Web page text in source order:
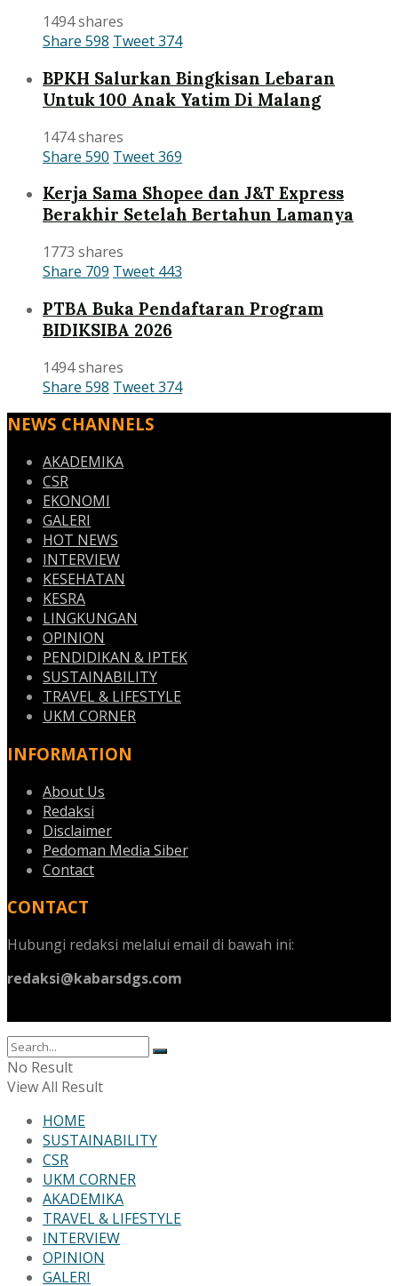
1494 shares
Share 598 Tweet374
BPKH Salurkan Bingkisan Lebaran
Untuk 100 Anak Yatim Di Malang
1474 shares
Share 590 Tweet369
Kerja Sama Shopee dan J&T Express
Berakhir Setelah Bertahun Lamanya
1773 shares
Share 709 Tweet 443
PTBA Buka Pendaftaran Program
BIDIKSIBA 2026
1494 shares
Share 598 Tweet374
NEWS CHANNELS
AKADEMIKA
CSR
EKONOMI
GALERI
HOT NEWS
INTERVIEW
KESEHATAN
KESRA
LINGKUNGAN
OPINION
PENDIDIKAN & IPTEK
SUSTAINABILITY
TRAVEL & LIFESTYLE
UKM CORNER
INFORMATION
About Us
Redaksi
Disclaimer
Pedoman Media Siber
Contact
CONTACT
Hubungi redaksi melalui email di bawah ini:
redaksi@kabarsdgs.com
No Result
View All Result
HOME
SUSTAINABILITY
CSR
UKM CORNER
AKADEMIKA
TRAVEL & LIFESTYLE
INTERVIEW
OPINION
GALERI